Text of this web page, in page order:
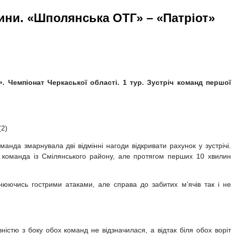
«Шполянська ОТГ» – «Патріот»
Черкаської області. 1 тур. Зустріч команд першої
змарнувала дві відмінні нагоди відкривати рахунок у зустрічі.
із Смілянського району, але протягом перших 10 хвилин
гострими атаками, але справа до забитих м’ячів так і не
з боку обох команд не відзначилася, а відтак біля обох воріт